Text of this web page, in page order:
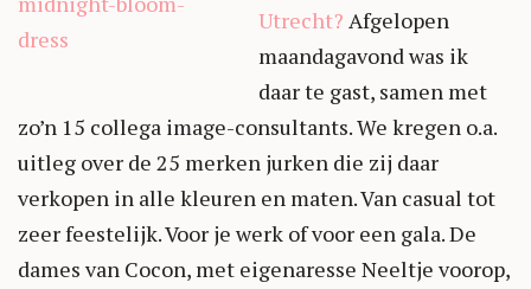
Utrecht? Afgelopen
maandagavond was ik
daar te gast, samen met
zo’n 15 collega image-consultants. We kregen o.a.
uitleg over de 25 merken jurken die zij daar
verkopen in alle kleuren en maten. Van casual tot
zeer feestelijk. Voor je werk of voor een gala. De
dames van Cocon, met eigenaresse Neeltje voorop,